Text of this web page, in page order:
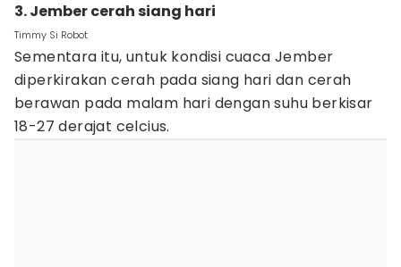
3. Jember cerah siang hari
Timmy Si Robot
Sementara itu, untuk kondisi cuaca Jember
diperkirakan cerah pada siang hari dan cerah
berawan pada malam hari dengan suhu berkisar
18-27 derajat celcius.